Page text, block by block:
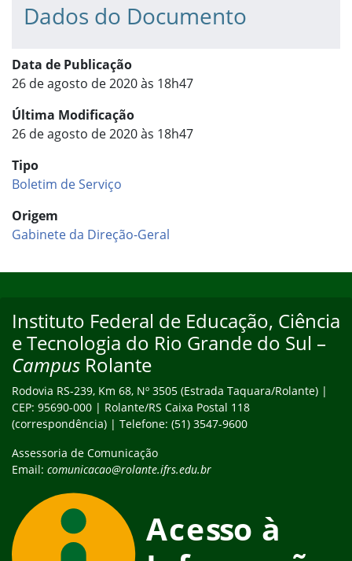
Dados do Documento
Data de Publicação
26 de agosto de 2020 às 18h47
Última Modificação
26 de agosto de 2020 às 18h47
Tipo
Boletim de Serviço
Origem
Gabinete da Direção-Geral
Endereço
Instituto Federal de Educação, Ciência
e Tecnologia do Rio Grande do Sul –
Campus Rolante
Rodovia RS-239, Km 68, Nº 3505 (Estrada Taquara/Rolante) |
CEP: 95690-000 | Rolante/RS Caixa Postal 118
(correspondência) | Telefone: (51) 3547-9600
Assessoria de Comunicação
Email: comunicacao@rolante.ifrs.edu.br